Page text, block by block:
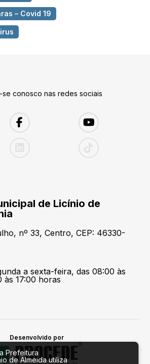
– Covid 19
conosco nas redes sociais
de Licínio de
nº 33, Centro, CEP: 46330-
a sexta-feira, das 08:00 às
às 17:00 horas
Desenvolvido por
Prefeitura
de Almeida utiliza